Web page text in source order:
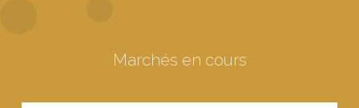
Marchés en cours